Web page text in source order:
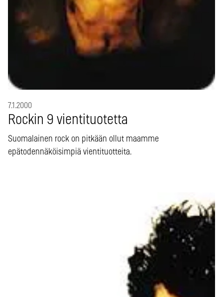
7.1.2000
Rockin 9 vientituotetta
Suomalainen rock on pitkään ollut maamme
epätodennäköisimpiä vientituotteita.